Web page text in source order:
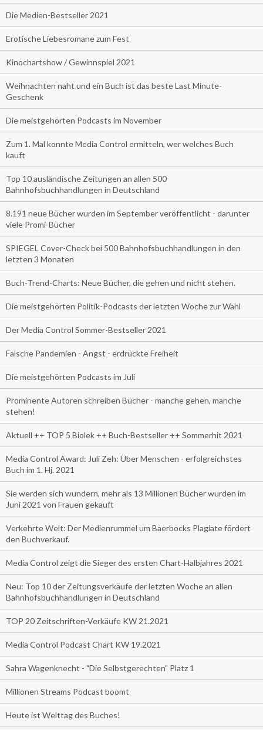
Die Medien-Bestseller 2021
Erotische Liebesromane zum Fest
Kinochartshow / Gewinnspiel 2021
Weihnachten naht und ein Buch ist das beste Last Minute-
Geschenk
Die meistgehörten Podcasts im November
Zum 1. Mal konnte Media Control ermitteln, wer welches Buch
kauft
Top 10 ausländische Zeitungen an allen 500
Bahnhofsbuchhandlungen in Deutschland
8.191 neue Bücher wurden im September veröffentlicht - darunter
viele Promi-Bücher
SPIEGEL Cover-Check bei 500 Bahnhofsbuchhandlungen in den
letzten 3 Monaten
Buch-Trend-Charts: Neue Bücher, die gehen und nicht stehen.
Die meistgehörten Politik-Podcasts der letzten Woche zur Wahl
Der Media Control Sommer-Bestseller 2021
Falsche Pandemien - Angst - erdrückte Freiheit
Die meistgehörten Podcasts im Juli
Prominente Autoren schreiben Bücher - manche gehen, manche
stehen!
Aktuell ++ TOP 5 Biolek ++ Buch-Bestseller ++ Sommerhit 2021
Media Control Award: Juli Zeh: Über Menschen - erfolgreichstes
Buch im 1. Hj. 2021
Sie werden sich wundern, mehr als 13 Millionen Bücher wurden im
Juni 2021 von Frauen gekauft
Verkehrte Welt: Der Medienrummel um Baerbocks Plagiate fördert
den Buchverkauf.
Media Control zeigt die Sieger des ersten Chart-Halbjahres 2021
Neu: Top 10 der Zeitungsverkäufe der letzten Woche an allen
Bahnhofsbuchhandlungen in Deutschland
TOP 20 Zeitschriften-Verkäufe KW 21.2021
Media Control Podcast Chart KW 19.2021
Sahra Wagenknecht - "Die Selbstgerechten" Platz 1
Millionen Streams Podcast boomt
Heute ist Welttag des Buches!